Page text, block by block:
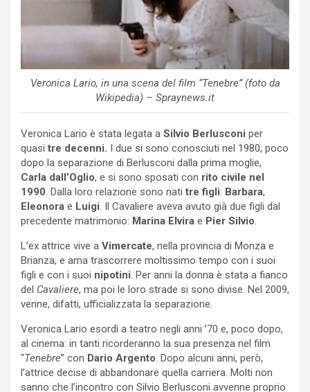
Veronica Lario, in una scena del film “Tenebre” (foto da
Wikipedia) – Spraynews.it
Veronica Lario è stata legata a Silvio Berlusconi per
quasi tre decenni. I due si sono conosciuti nel 1980, poco
dopo la separazione di Berlusconi dalla prima moglie,
Carla dall’Oglio, e si sono sposati con rito civile nel
1990. Dalla loro relazione sono natitre figli: Barbara,
Eleonora e Luigi. Il Cavaliere aveva avuto già due figli dal
precedente matrimonio: Marina Elvira e Pier Silvio.
L’ex attrice vive a Vimercate, nella provincia di Monza e
Brianza, e ama trascorrere moltissimo tempo con i suoi
figli e con i suoi nipotini. Per anni la donna è stata a fianco
del Cavaliere, ma poi le loro strade si sono divise. Nel 2009,
venne, difatti, ufficializzata la separazione.
Veronica Lario esordì a teatro negli anni ’70 e, poco dopo,
al cinema: in tanti ricorderanno la sua presenza nel film
“Tenebre” con Dario Argento. Dopo alcuni anni, però,
l’attrice decise di abbandonare quella carriera. Molti non
sanno che l’incontro con Silvio Berlusconi avvenne proprio